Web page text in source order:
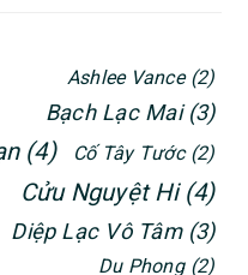
Ashlee Vance (2)
Bạch Lạc Mai (3)
(4) Cố Tây Tước (2)
Cửu Nguyệt Hi (4)
Diệp Lạc Vô Tâm (3)
Du Phong (2)